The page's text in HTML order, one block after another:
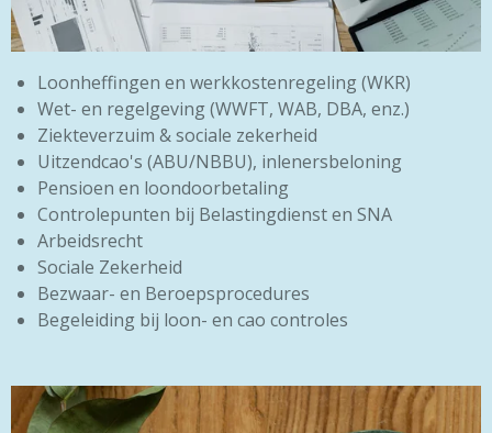
Loonheffingen en werkkostenregeling (WKR)
Wet- en regelgeving (WWFT, WAB, DBA, enz.)
Ziekteverzuim & sociale zekerheid
Uitzendcao's (ABU/NBBU), inlenersbeloning
Pensioen en loondoorbetaling
Controlepunten bij Belastingdienst en SNA
Arbeidsrecht
Sociale Zekerheid
Bezwaar- en Beroepsprocedures
Begeleiding bij loon- en cao controles